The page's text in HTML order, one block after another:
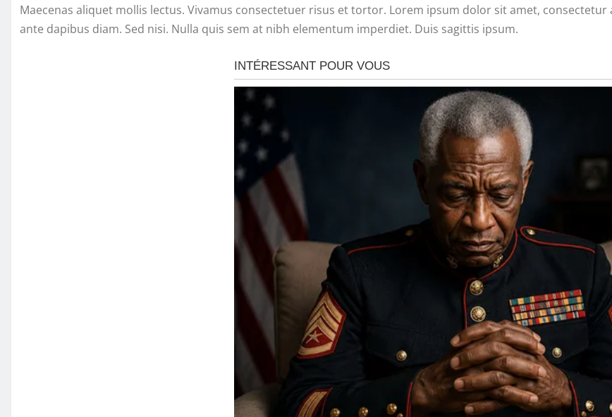
Maecenas aliquet mollis lectus. Vivamus consectetuer risus et tortor. Lorem ipsum dolor sit amet,
ante dapibus diam. Sed nisi. Nulla quis sem at nibh elementum imperdiet. Duis sagittis ipsum.